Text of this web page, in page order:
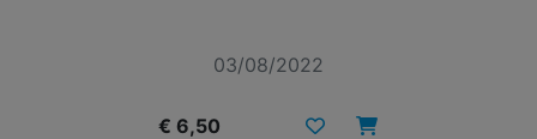
03/08/2022
€ 6,50